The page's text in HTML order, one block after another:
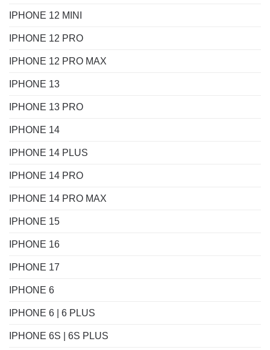
IPHONE 12 MINI
IPHONE 12 PRO
IPHONE 12 PRO MAX
IPHONE 13
IPHONE 13 PRO
IPHONE 14
IPHONE 14 PLUS
IPHONE 14 PRO
IPHONE 14 PRO MAX
IPHONE 15
IPHONE 16
IPHONE 17
IPHONE 6
IPHONE 6 | 6 PLUS
IPHONE 6S | 6S PLUS